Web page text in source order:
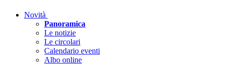
Novità
Panoramica
Le notizie
Le circolari
Calendario eventi
Albo online